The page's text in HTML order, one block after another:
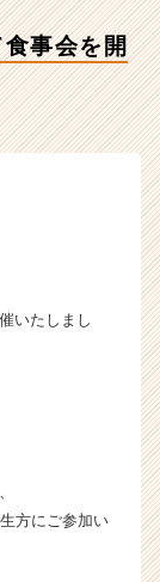
事会を開
いたしまし
方にご参加い